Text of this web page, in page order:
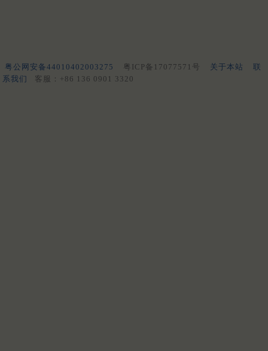
粤公网安备44010402003275 粤ICP备17077571号 关于本站
联
系我们
客服：+86 136 0901 3320